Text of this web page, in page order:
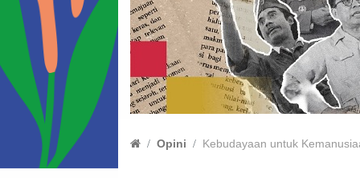
Opini Kebudayaan untuk